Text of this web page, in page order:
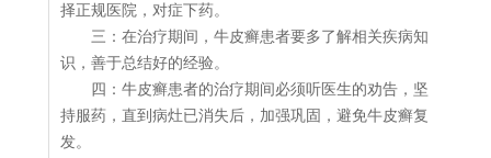
择正规医院，对症下药。
三：在治疗期间，牛皮癣患者要多了解相关疾病知
识，善于总结好的经验。
四：牛皮癣患者的治疗期间必须听医生的劝告，坚
持服药，直到病灶已消失后，加强巩固，避免牛皮癣复
发。